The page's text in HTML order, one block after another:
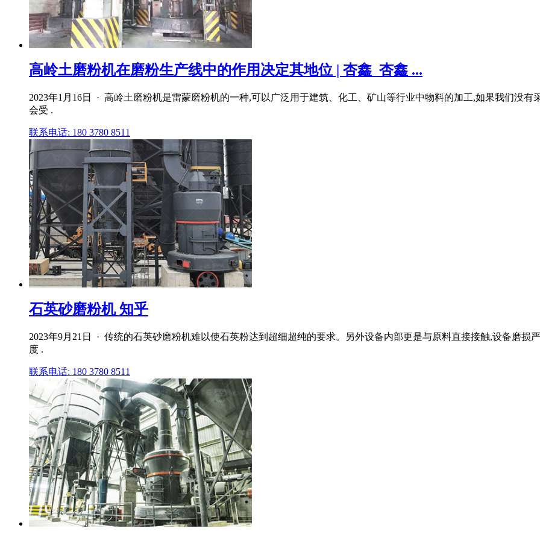
高岭土磨粉机在磨粉生产线中的作用决定其地位 | 杏鑫_杏鑫 ...
2023年1月16日 · 高岭土磨粉机是雷蒙磨粉机的一种,可以广泛用于建筑、化工、矿山等行业中物料的加工,如果我们没
会受 .
联系电话: 180 3780 8511
石英砂磨粉机 知乎
2023年9月21日 · 传统的石英砂磨粉机难以使石英粉达到超细超纯的要求。另外设备内部更是与原料直接接触,设备磨损
度 .
联系电话: 180 3780 8511